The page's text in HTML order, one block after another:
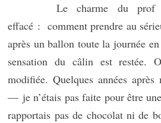
Le charme du prof de
effacé : comment prendre au
après un ballon toute la journée
sensation du câlin est restée.
modifiée. Quelques années
— je n’étais pas faite pour être
rapportais pas de chocolat ni de